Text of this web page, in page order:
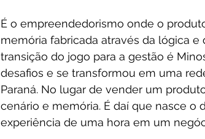
É o empreendedorismo onde o
memória fabricada através da lógica
transição do jogo para a gestão é
desafios e se transformou em uma
Paraná. No lugar de vender um
cenário e memória. É daí que nasce o
experiência de uma hora em um